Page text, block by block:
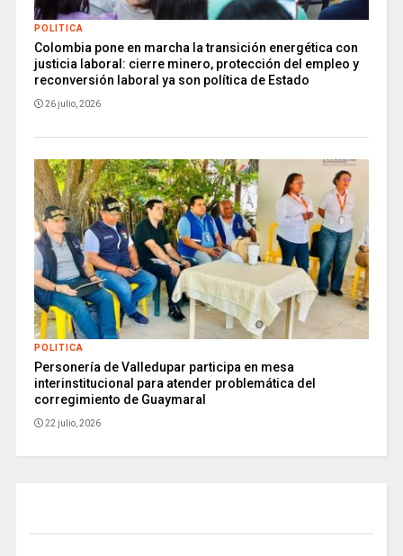
POLITICA
Colombia pone en marcha la transición energética con
justicia laboral: cierre minero, protección del empleo y
reconversión laboral ya son política de Estado
26 julio, 2026
POLITICA
Personería de Valledupar participa en mesa
interinstitucional para atender problemática del
corregimiento de Guaymaral
22 julio, 2026